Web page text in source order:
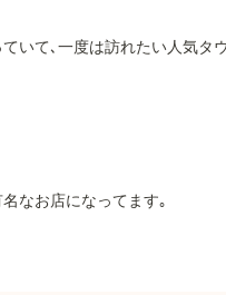
いて､一度は訪れたい人気タ
なお店になってます｡